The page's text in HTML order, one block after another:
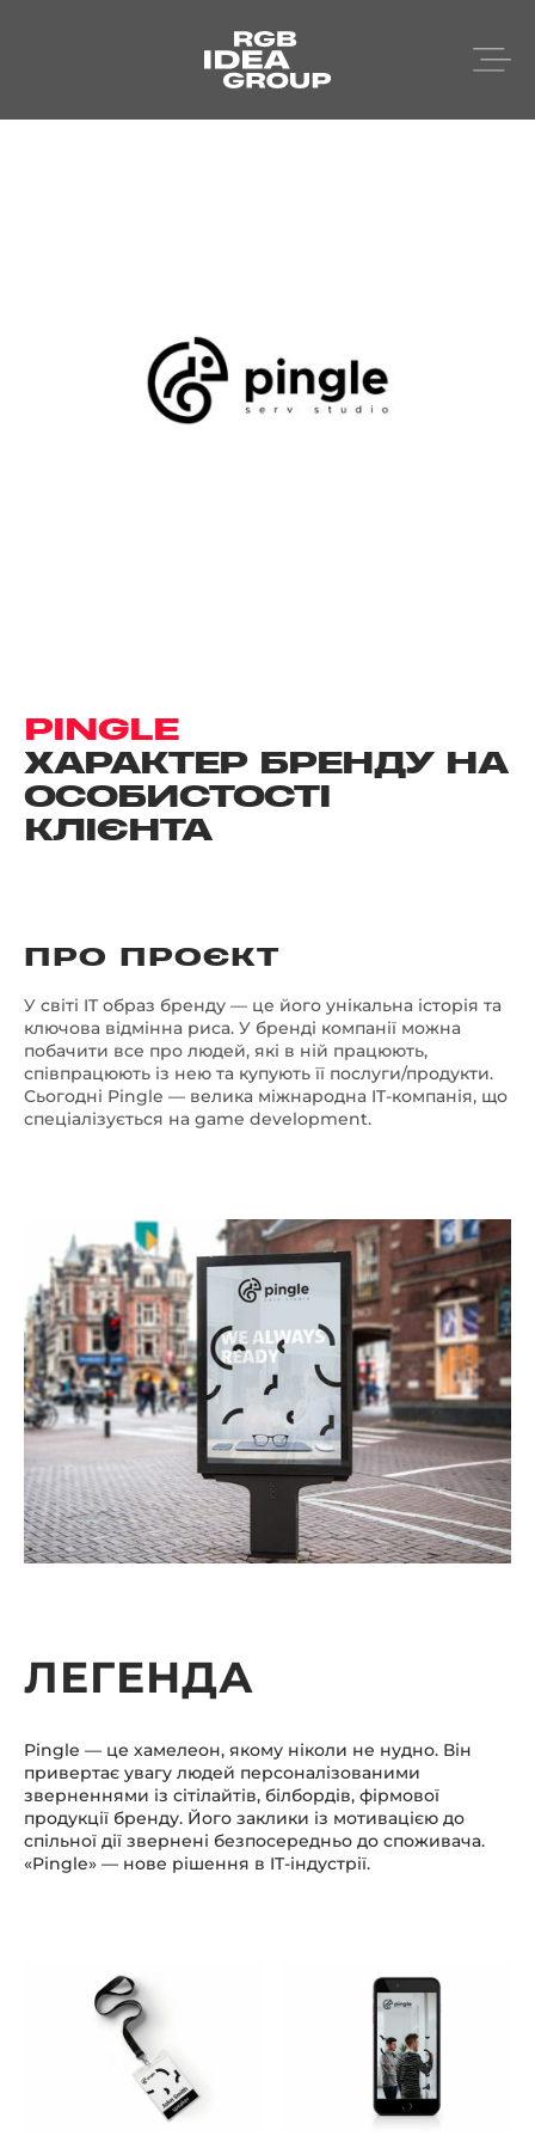
PINGLE
ХАРАКТЕР БРЕНДУ НА
ОСОБИСТОСТІ
КЛІЄНТА
ПРО ПРОЄКТ
У світі IT образ бренду — це його унікальна історія та
ключова відмінна риса. У бренді компанії можна
побачити все про людей, які в ній працюють,
співпрацюють із нею та купують її послуги/продукти.
Сьогодні Pingle — велика міжнародна IT-компанія, що
спеціалізується на game development.
ЛЕГЕНДА
Pingle — це хамелеон, якому ніколи не нудно. Він
привертає увагу людей персоналізованими
зверненнями із сітілайтів, білбордів, фірмової
продукції бренду. Його заклики із мотивацією до
спільної дії звернені безпосередньо до споживача.
«Pingle» — нове рішення в IT-індустрії.